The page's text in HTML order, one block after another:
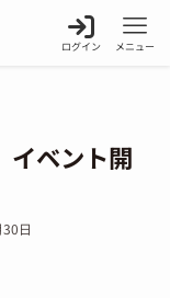
ログイン メニュー
ベント開
日